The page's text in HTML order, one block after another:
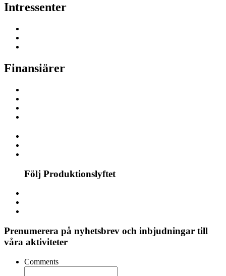
Intressenter
Finansiärer
Följ Produktionslyftet
Prenumerera på nyhetsbrev och inbjudningar till
våra aktiviteter
Comments